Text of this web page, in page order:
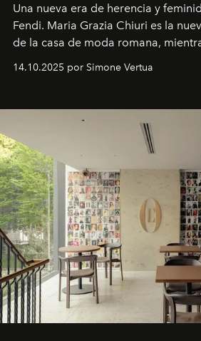
Una nueva era de herencia y
Fendi. Maria Grazia Chiuri es la
de la casa de moda romana,
14.10.2025 por Simone Vertua